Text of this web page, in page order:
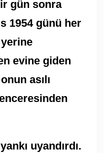
gün sonra
1954 günü her
evine giden
asılı
uyandırdı.